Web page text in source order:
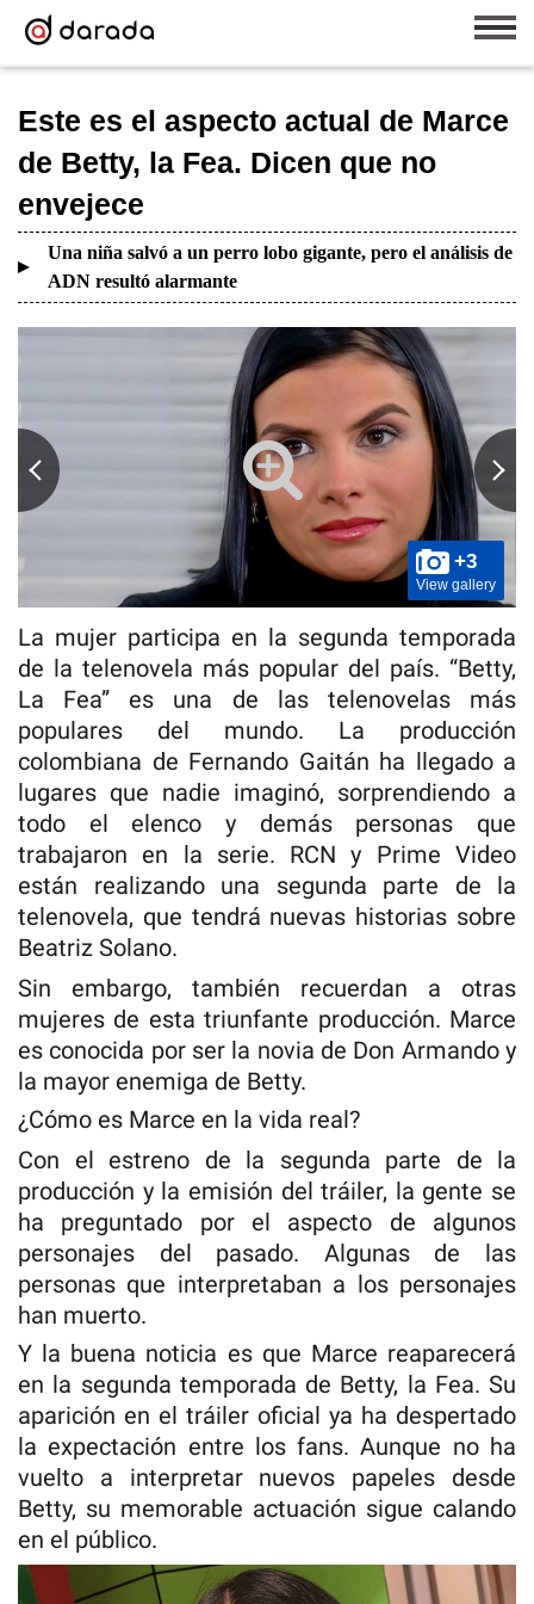
Este es el aspecto actual de Marce
de Betty, la Fea. Dicen que no
envejece
Una niña salvó a un perro lobo gigante, pero el análisis de
ADN resultó alarmante
+3
View gallery
La mujer participa en la segunda temporada
de la telenovela más popular del país. “Betty,
La Fea” es una de las telenovelas más
populares del mundo. La producción
colombiana de Fernando Gaitán ha llegado a
lugares que nadie imaginó, sorprendiendo a
todo el elenco y demás personas que
trabajaron en la serie. RCN y Prime Video
están realizando una segunda parte de la
telenovela, que tendrá nuevas historias sobre
Beatriz Solano.
Sin embargo, también recuerdan a otras
mujeres de esta triunfante producción. Marce
es conocida por ser la novia de Don Armando y
la mayor enemiga de Betty.
¿Cómo es Marce en la vida real?
Con el estreno de la segunda parte de la
producción y la emisión del tráiler, la gente se
ha preguntado por el aspecto de algunos
personajes del pasado. Algunas de las
personas que interpretaban a los personajes
han muerto.
Y la buena noticia es que Marce reaparecerá
en la segunda temporada de Betty, la Fea. Su
aparición en el tráiler oficial ya ha despertado
la expectación entre los fans. Aunque no ha
vuelto a interpretar nuevos papeles desde
Betty, su memorable actuación sigue calando
en el público.